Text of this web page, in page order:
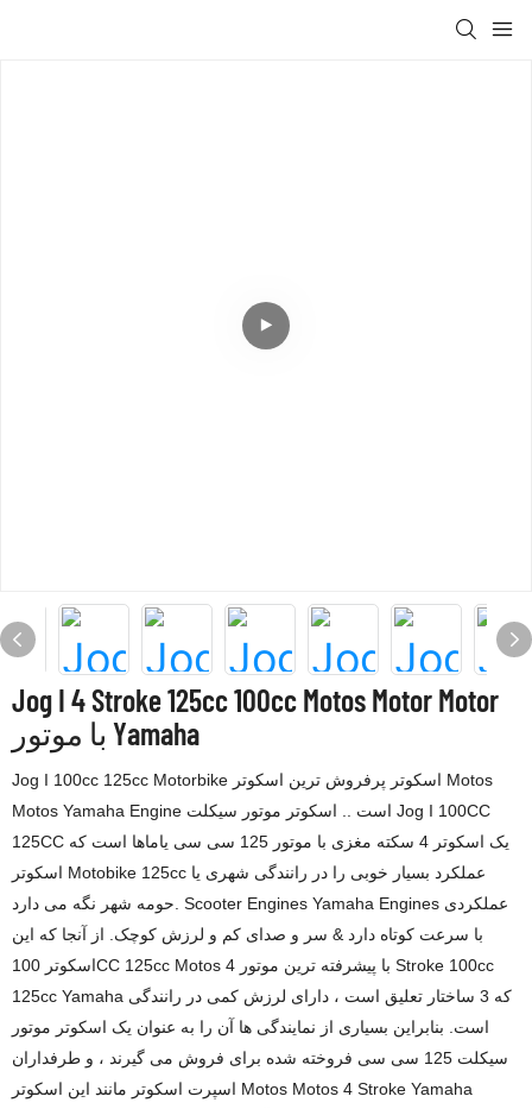
Jog I 4 Stroke 125cc 100cc Motos Motor Motor
با موتور Yamaha
Jog I 100cc 125cc Motorbike اسکوتر پرفروش ترین اسکوتر Motos
Motos Yamaha Engine است .. اسکوتر موتور سیکلت Jog I 100CC
125CC یک اسکوتر 4 سکته مغزی با موتور 125 سی سی یاماها است که
اسکوتر Motobike 125cc عملکرد بسیار خوبی را در رانندگی شهری یا
حومه شهر نگه می دارد. Scooter Engines Yamaha Engines عملکردی
با سرعت کوتاه دارد & سر و صدای کم و لرزش کوچک. از آنجا که این
اسکوتر 100CC 125cc Motos با پیشرفته ترین موتور 4 Stroke 100cc
125cc Yamaha که 3 ساختار تعلیق است ، دارای لرزش کمی در رانندگی
است. بنابراین بسیاری از نمایندگی ها آن را به عنوان یک اسکوتر موتور
سیکلت 125 سی سی فروخته شده برای فروش می گیرند ، و طرفداران
اسپرت اسکوتر مانند این اسکوتر Motos Motos 4 Stroke Yamaha